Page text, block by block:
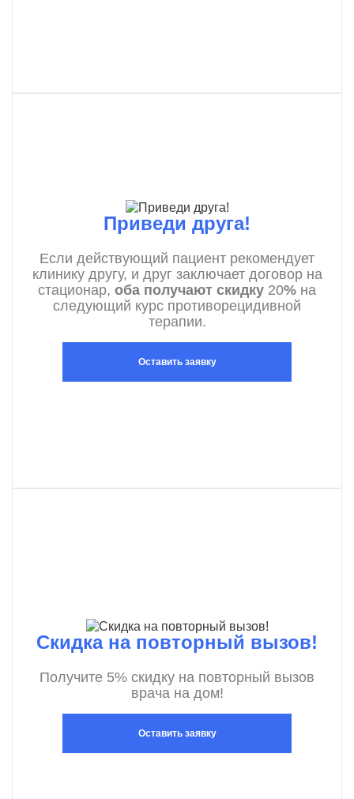
Приведи друга!
Если действующий пациент рекомендует
клинику другу, и друг заключает договор на
стационар, оба получают скидку 20% на
следующий курс противорецидивной
терапии.
Оставить заявку
Скидка на повторный вызов!
Получите 5% скидку на повторный вызов
врача на дом!
Оставить заявку